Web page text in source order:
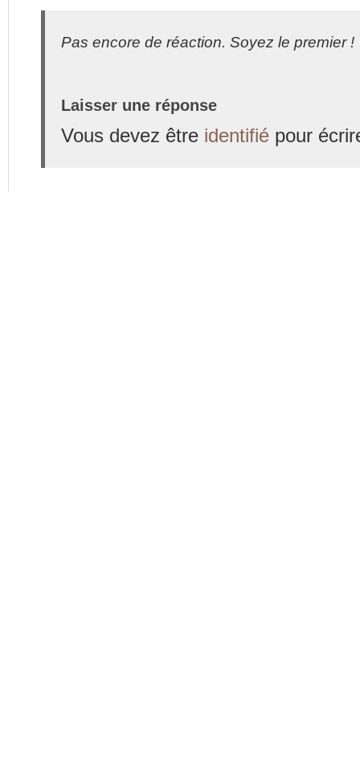
Pas encore de réaction. Soyez le premier !
Laisser une réponse
Vous devez être identifié pour